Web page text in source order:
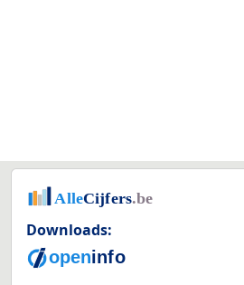
Downloads: